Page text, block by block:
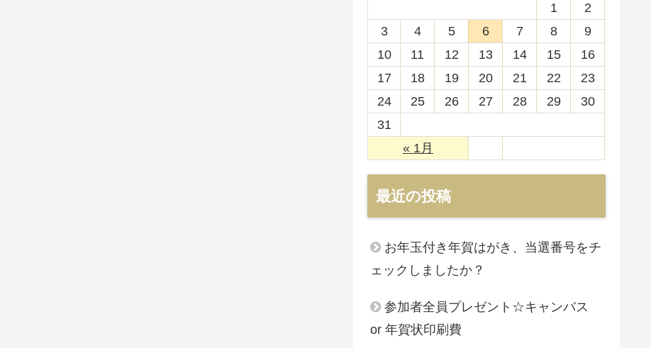
« 1月
1
2
3
4 5 6 7 8
9
10
11 12 13 14 15
16
17
18 19 20 21 22
23
24
25 26 27 28 29
30
31
最近の投稿
お年玉付き年賀はがき、当選番号をチ
ェックしましたか？
参加者全員プレゼント☆キャンバス
or 年賀状印刷費